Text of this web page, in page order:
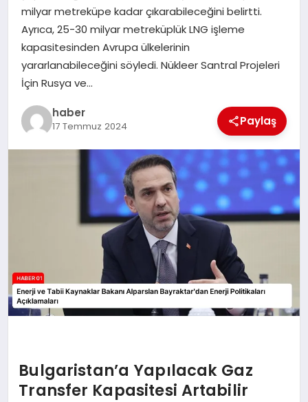
milyar metreküpe kadar çıkarabileceğini belirtti.
Ayrıca, 25-30 milyar metreküplük LNG işleme
kapasitesinden Avrupa ülkelerinin
yararlanabileceğini söyledi. Nükleer Santral Projeleri
İçin Rusya ve…
haber
17 Temmuz 2024 Paylaş
Bulgaristan’a Yapılacak Gaz
Transfer Kapasitesi Artabilir